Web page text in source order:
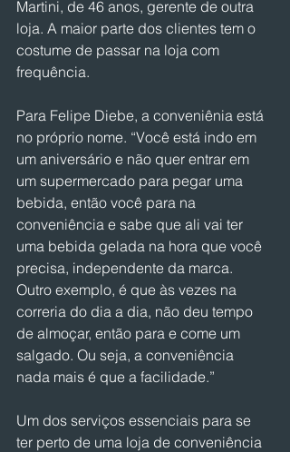
Martini, de 46 anos, gerente de outra
loja. A maior parte dos clientes tem o
costume de passar na loja com
frequência.
Para Felipe Diebe, a conveniênia está
no próprio nome. “Você está indo em
um aniversário e não quer entrar em
um supermercado para pegar uma
bebida, então você para na
conveniência e sabe que ali vai ter
uma bebida gelada na hora que você
precisa, independente da marca.
Outro exemplo, é que às vezes na
correria do dia a dia, não deu tempo
de almoçar, então para e come um
salgado. Ou seja, a conveniência
nada mais é que a facilidade.”
Um dos serviços essenciais para se
ter perto de uma loja de conveniência